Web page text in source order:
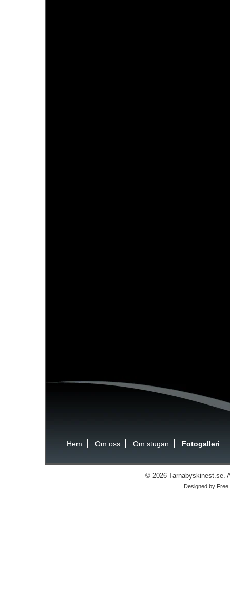
Hem Om oss Om stugan Fotogalleri
© 2026 Tarnabyskinest.se.
Designed by Free